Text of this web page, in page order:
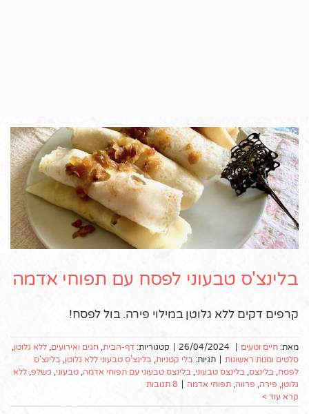
בלינצ'ס טבעוני לפסח עם תפוחי אדמה
קרפים דקים ללא גלוטן במילוי פירה. בול לפסח!
מאת: חיים וטעים 26/04/2024 קטגוריות: דף-הבית, חגים ואירועים, ללא גלוטן,
סלטים ומנות ראשונות
תגיות: בלי קטניות, בלינצ'ס טבעוני ללא גלוטן, בלינצ'ס
לפסח, בלינצס, בלינצס טבעוני, בלינצס טבעוני עם תפוחי אדמה, טבעוני, כשלפ, ללא
גלוטן, פירה, פרווה, תפוחי אדמה
8 תגובות
קרא עוד >